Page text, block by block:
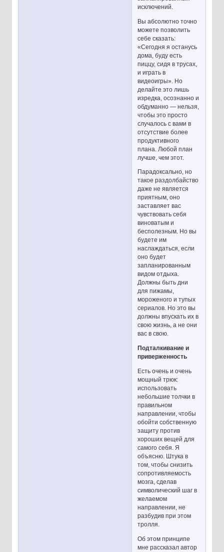
исключений.
Вы абсолютно точно
можете позволить
себе сказать:
«Сегодня я останусь
дома, буду есть
пиццу, сидя в трусах,
и играть в
видеоигры». Но
делайте это лишь
изредка, осознанно и
обдуманно — нельзя,
чтобы это просто
случалось с вами в
отсутствие более
продуктивного
плана. Любой план
лучше, чем этот.
Парадоксально, но
такое раздолбайство
даже не является
приятным, оно
заставляет вас
чувствовать себя
виноватым и
бесполезным. Но вы
будете им
наслаждаться, если
оно будет
запланированным
видом отдыха.
Должны быть дни
для пижамы,
мороженого и тупых
сериалов. Но это вы
должны впускать их в
свою жизнь, а не они
вас в свою.
Подталкивание и
приверженность
Есть очень и очень
мощный трюк:
использовать
небольшие толчки в
правильном
направлении, чтобы
обойти собственную
защиту против
хороших вещей для
самого себя. Я
объясню. Штука в
том, чтобы снизить
сопротивляемость
мозга, сделав
символический шаг в
желаемом
направлении, не
разбудив при этом
тролля.
Об этом принципе
мне рассказал автор